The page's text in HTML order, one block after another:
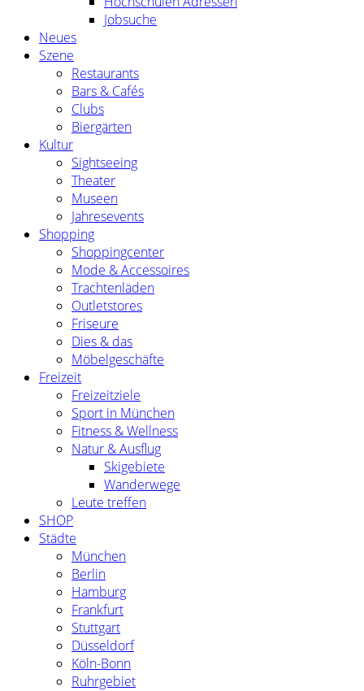
Jobsuche
Neues
Szene
Restaurants
Bars & Cafés
Clubs
Biergärten
Kultur
Sightseeing
Theater
Museen
Jahresevents
Shopping
Shoppingcenter
Mode & Accessoires
Trachtenläden
Outletstores
Friseure
Dies & das
Möbelgeschäfte
Freizeit
Freizeitziele
Sport in München
Fitness & Wellness
Natur & Ausflug
Skigebiete
Wanderwege
Leute treffen
SHOP
Städte
München
Berlin
Hamburg
Frankfurt
Stuttgart
Düsseldorf
Köln-Bonn
Ruhrgebiet